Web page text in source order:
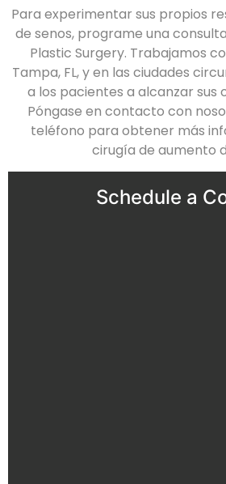
Para experimentar sus propios
de senos, programe una
Plastic Surgery. Trabajamos
Tampa, FL, y en las ciudades
a los pacientes a alcanzar sus
Póngase en contacto con
teléfono para obtener más
cirugía de aumento
Schedule a